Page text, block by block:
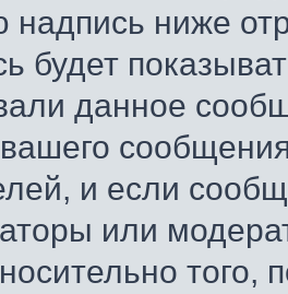
ниже
будет
данное
и если
или